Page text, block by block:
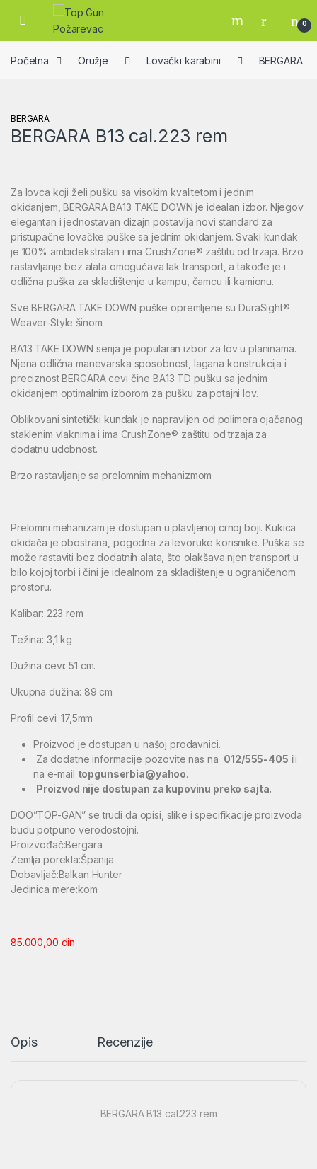
Skip to navigation
Skip to content
Open 0
Početna Oružje Lovački karabini BERGARA
BERGARA
BERGARA B13 cal.223 rem
Za lovca koji želi pušku sa visokim kvalitetom i jednim
okidanjem, BERGARA BA13 TAKE DOWN je idealan izbor. Njegov
elegantan i jednostavan dizajn postavlja novi standard za
pristupačne lovačke puške sa jednim okidanjem. Svaki kundak
je 100% ambidekstralan i ima CrushZone® zaštitu od trzaja. Brzo
rastavljanje bez alata omogućava lak transport, a takođe je i
odlična puška za skladištenje u kampu, čamcu ili kamionu.
Sve BERGARA TAKE DOWN puške opremljene su DuraSight®
Weaver-Style šinom.
BA13 TAKE DOWN serija je popularan izbor za lov u planinama.
Njena odlična manevarska sposobnost, lagana konstrukcija i
preciznost BERGARA cevi čine BA13 TD pušku sa jednim
okidanjem optimalnim izborom za pušku za potajni lov.
Oblikovani sintetički kundak je napravljen od polimera ojačanog
staklenim vlaknima i ima CrushZone® zaštitu od trzaja za
dodatnu udobnost.
Brzo rastavljanje sa prelomnim mehanizmom
Prelomni mehanizam je dostupan u plavljenoj crnoj boji. Kukica
okidača je obostrana, pogodna za levoruke korisnike. Puška se
može rastaviti bez dodatnih alata, što olakšava njen transport u
bilo kojoj torbi i čini je idealnom za skladištenje u ograničenom
prostoru.
Kalibar: 223 rem
Težina: 3,1 kg
Dužina cevi: 51 cm.
Ukupna dužina: 89 cm
Profil cevi: 17,5mm
Proizvod je dostupan u našoj prodavnici.
Za dodatne informacije pozovite nas na 012/555-405 ili
na e-mail topgunserbia@yahoo.
Proizvod nije dostupan za kupovinu preko sajta.
DOO”TOP-GAN” se trudi da opisi, slike i specifikacije proizvoda
budu potpuno verodostojni.
Proizvođač:Bergara
Zemlja porekla:Španija
Dobavljač:Balkan Hunter
Jedinica mere:kom
85.000,00 din
Opis Recenzije
BERGARA B13 cal.223 rem